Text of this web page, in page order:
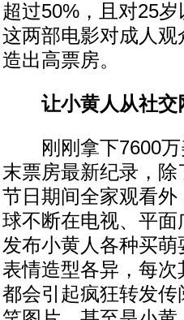
超过50%，且对25
这两部电影对成人
造出高票房。
让小黄人从社
刚刚拿下7600万
末票房最新纪录，
节日期间全家观看
球不断在电视、平
发布小黄人各种买
表情造型各异，每
都会引起疯狂转发